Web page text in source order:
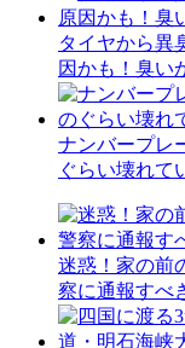
タイヤから異
因かも！臭い
ナンバープレ
ぐらい壊れて
迷惑！家の前
察に通報すべ